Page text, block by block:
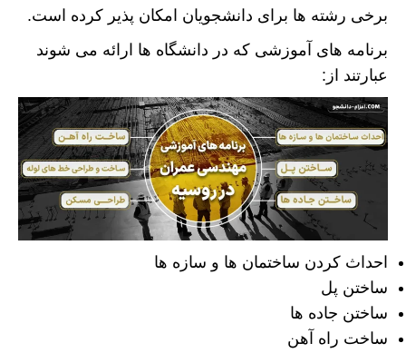
برخی رشته ها برای دانشجویان امکان پذیر کرده است.
برنامه های آموزشی که در دانشگاه ها ارائه می شوند
عبارتند از:
احداث کردن ساختمان ها و سازه ها
ساختن پل
ساختن جاده ها
ساخت راه آهن